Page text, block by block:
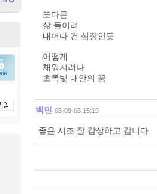
또다른
삶 들이려
내어다 건 심장인듯
어떻게
채워지려나
초록빛 내안의 꿈
백민 05-09-05 15:19
좋은 시조 잘 감상하고 갑니다.